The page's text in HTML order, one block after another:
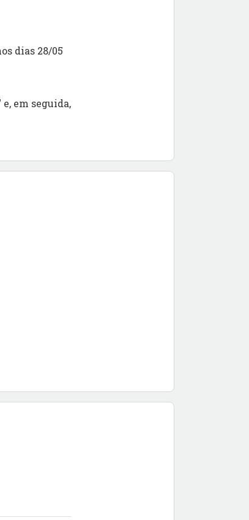
dias 28/05
em seguida,